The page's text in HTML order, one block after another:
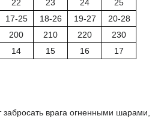
22 23 24
25
17-25 18-26 19-27
20-28
200 210 220
230
14 15 16 17
врага огненными